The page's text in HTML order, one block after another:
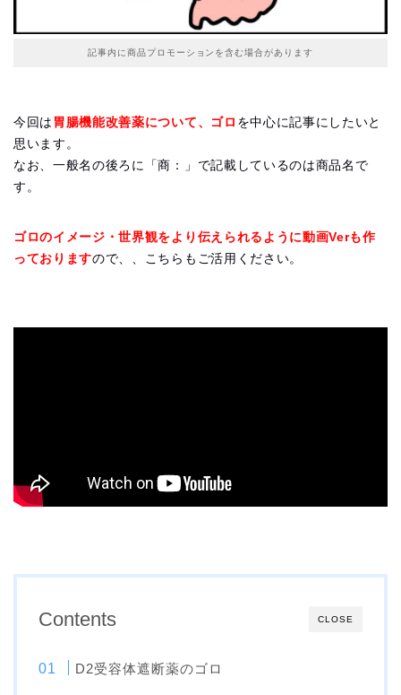
記事内に商品プロモーションを含む場合があります
今回は 胃腸機能改善薬について、ゴロ を中心に記事にしたいと
思います。
なお、一般名の後ろに「商：」で記載しているのは商品名で
す。
ゴロのイメージ・世界観をより伝えられるように動画Verも作
っておりますので、、こちらもご活用ください。
CLOSE
Contents
D2受容体遮断薬のゴロ